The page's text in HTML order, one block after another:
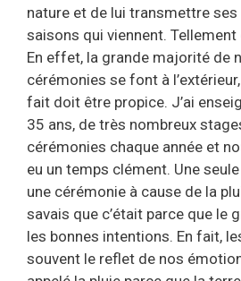
nature et de lui transmettre
saisons qui viennent. Tellement
En effet, la grande majorité de
cérémonies se font à
fait doit être propice. J’ai
35 ans, de très nombreux
cérémonies chaque année et
eu un temps clément. Une
une cérémonie à cause de la
savais que c’était parce que le
les bonnes intentions. En fait,
souvent le reflet de nos